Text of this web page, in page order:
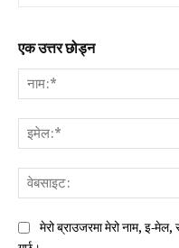
एक उत्तर छोड्न
मेरो ब्राउजरमा मेरो नाम, इ-